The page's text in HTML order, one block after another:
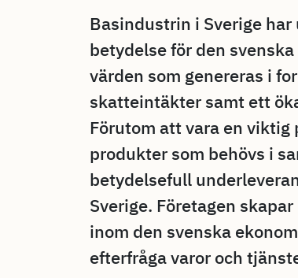
Basindustrin i Sverige
betydelse för den
värden som genereras i
skatteintäkter samt ett
Förutom att vara en
produkter som behövs i
betydelsefull
Sverige. Företagen
inom den svenska
efterfråga varor och